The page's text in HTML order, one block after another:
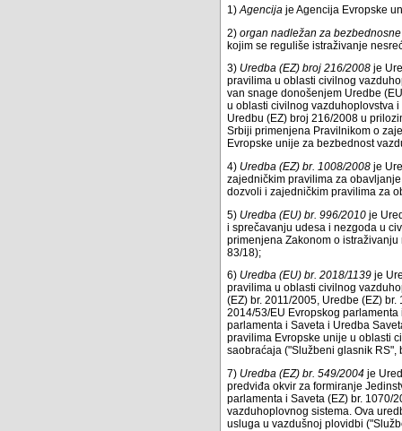
1)Agencija je Agencija Evropske
2)organ nadležan za
kojim se reguliše istraživanje
3) Uredba (EZ) broj 216/2008 je
pravilima u oblasti civilnog
van snage donošenjem Uredbe
u oblasti civilnog vazduhoplovstva
Uredbu (EZ) broj 216/2008 u
Srbiji primenjena Pravilnikom o
Evropske unije za bezbednost
4) Uredba (EZ) br. 1008/2008 je
zajedničkim pravilima za
dozvoli i zajedničkim pravilima za
5) Uredba (EU) br. 996/2010 je
i sprečavanju udesa i nezgoda u
primenjena Zakonom o
83/18);
6) Uredba (EU) br. 2018/1139 je
pravilima u oblasti civilnog
(EZ) br. 2011/2005, Uredbe (EZ)
2014/53/EU Evropskog
parlamenta i Saveta i Uredba
pravilima Evropske unije u oblasti
saobraćaja ("Službeni glasnik RS",
7) Uredba (EZ) br. 549/2004 je
predviđa okvir za formiranje
parlamenta i Saveta (EZ) br. 1070/
vazduhoplovnog sistema. Ova
usluga u vazdušnoj plovidbi